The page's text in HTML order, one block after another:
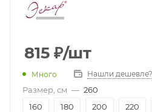
815 ₽/шт
Много Нашли дешевле?
Размер, см — 260
160
180 200 220